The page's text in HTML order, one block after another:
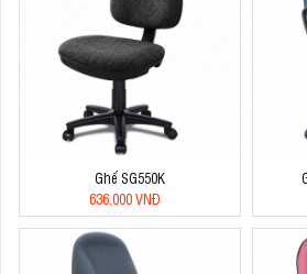
Ghế SG550K
636.000 VNĐ